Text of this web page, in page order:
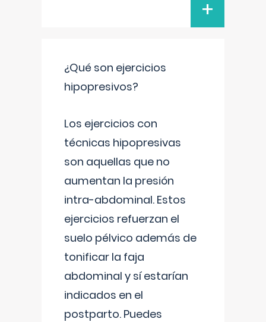
+
¿Qué son ejercicios
hipopresivos?
Los ejercicios con
técnicas hipopresivas
son aquellas que no
aumentan la presión
intra-abdominal. Estos
ejercicios refuerzan el
suelo pélvico además de
tonificar la faja
abdominal y sí estarían
indicados en el
postparto. Puedes